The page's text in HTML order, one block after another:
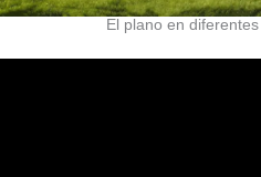
El plano en